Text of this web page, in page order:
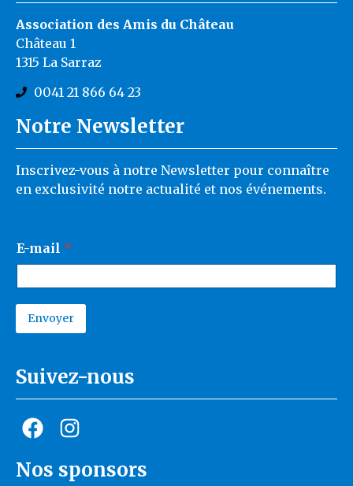
Association des Amis du Château
Château 1
1315 La Sarraz
0041 21 866 64 23
Notre Newsletter
Inscrivez-vous à notre Newsletter pour connaître
en exclusivité notre actualité et nos événements.
E
-
i
m
a
i
E-mail *
Envoyer
e
n
e
:
Suivez-nous
Nos sponsors